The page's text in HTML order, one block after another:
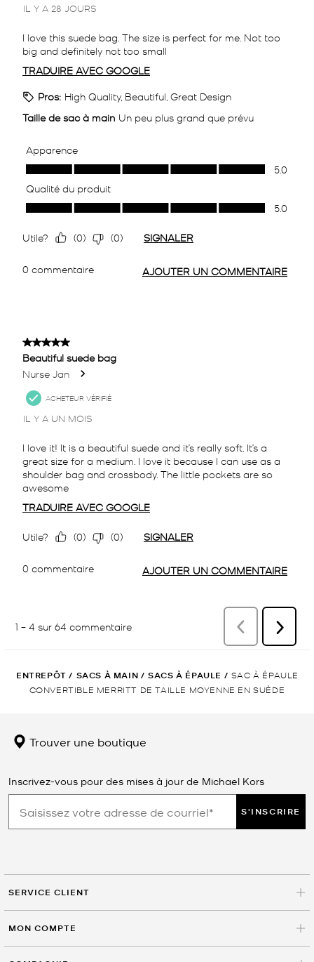
ENTREPÔT / SACS À MAIN / SACS À ÉPAULE / SAC À ÉPAULE
CONVERTIBLE MERRITT DE TAILLE MOYENNE EN SUÈDE
Trouver une boutique
Inscrivez-vous pour des mises à jour de Michael Kors
S'INSCRIRE
SERVICE CLIENT
MON COMPTE